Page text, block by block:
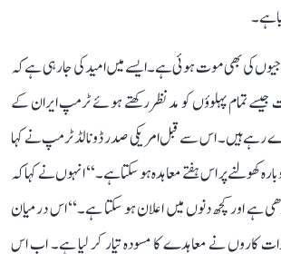
ہے۔
کی بھی موت ہوئی ہے۔ ایسے میں امید کی جا رہی ہے کہ
جیسے تمام پہلوؤں کو مدنظر رکھتے ہوئے ٹرمپ ایران کے
رہے ہیں۔ اس سے قبل امریکی صدر ڈونالڈ ٹرمپ نے کہا
کھولنے پر اس ہفتے معاہدہ ہو سکتا ہے۔‘‘ انہوں نے کہا کہ
ہے اور کچھ دنوں میں اعلان ہو سکتا ہے۔‘‘ اس درمیان
کاروں نے معاہدے کا مسودہ تیار کر لیا ہے۔ اب اس